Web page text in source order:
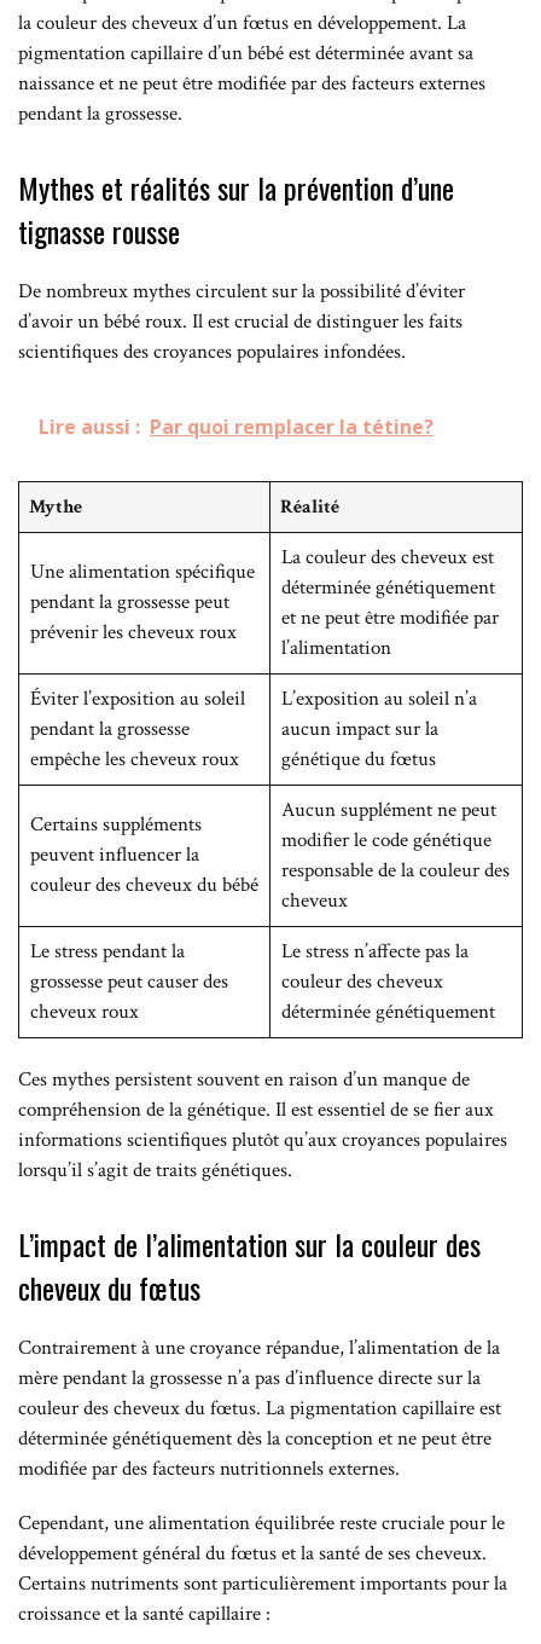
la couleur des cheveux d’un fœtus en développement. La
pigmentation capillaire d’un bébé est déterminée avant sa
naissance et ne peut être modifiée par des facteurs externes
pendant la grossesse.
Mythes et réalités sur la prévention d’une
tignasse rousse
De nombreux mythes circulent sur la possibilité d’éviter
d’avoir un bébé roux. Il est crucial de distinguer les faits
scientifiques des croyances populaires infondées.
Lire aussi : Par quoi remplacer la tétine?
Mythe Réalité
Une alimentation spécifique
pendant la grossesse peut
prévenir les cheveux roux
La couleur des cheveux est
déterminée génétiquement
et ne peut être modifiée par
l’alimentation
Éviter l’exposition au soleil
pendant la grossesse
empêche les cheveux roux
L’exposition au soleil n’a
aucun impact sur la
génétique du fœtus
Certains suppléments
peuvent influencer la
couleur des cheveux du bébé
Aucun supplément ne peut
modifier le code génétique
responsable de la couleur des
cheveux
Le stress pendant la
grossesse peut causer des
cheveux roux
Le stress n’affecte pas la
couleur des cheveux
déterminée génétiquement
Ces mythes persistent souvent en raison d’un manque de
compréhension de la génétique. Il est essentiel de se fier aux
informations scientifiques plutôt qu’aux croyances populaires
lorsqu’il s’agit de traits génétiques.
L’impact de l’alimentation sur la couleur des
cheveux du fœtus
Contrairement à une croyance répandue, l’alimentation de la
mère pendant la grossesse n’a pas d’influence directe sur la
couleur des cheveux du fœtus. La pigmentation capillaire est
déterminée génétiquement dès la conception et ne peut être
modifiée par des facteurs nutritionnels externes.
Cependant, une alimentation équilibrée reste cruciale pour le
développement général du fœtus et la santé de ses cheveux.
Certains nutriments sont particulièrement importants pour la
croissance et la santé capillaire :